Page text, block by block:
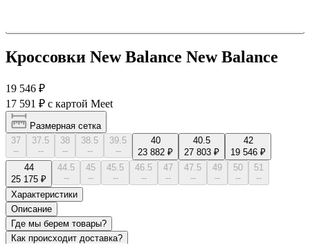
Кроссовки New Balance New Balance
19 546 ₽
17 591 ₽ с картой Meet
Размерная сетка
37
--
37.5
--
38
--
38.5
--
39.5
--
40
23 882 ₽
40.5
27 803 ₽
42
19 546 ₽
44
25 175 ₽
44.5
--
45
--
45.5
--
46.5
--
47
--
47.5
--
49
--
50
--
51
--
Характеристики
Описание
Где мы берем товары?
Как происходит доставка?